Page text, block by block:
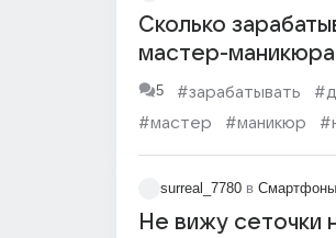
Сколько
мастер-
на дому или
себя в студии?
5 #зарабатывать
#мастер
#маникюр
#бизнес
surreal_7780 в Смартфоны
Не вижу сеточки